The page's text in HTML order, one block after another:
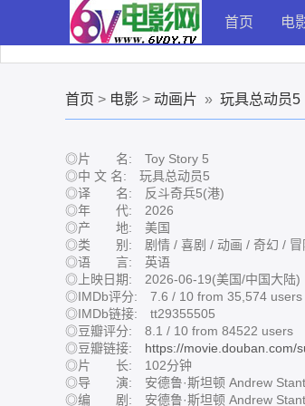
首页 电
首页 > 电影 > 动画片 » 玩具总动员5
◎片 名: Toy Story 5
◎中 文 名: 玩具总动员5
◎译 名: 反斗奇兵5(港)
◎年 代: 2026
◎产 地: 美国
◎类 别: 剧情 / 喜剧 / 动画 / 奇幻 / 冒
◎语 言: 英语
◎上映日期: 2026-06-19(美国/中国大陆)
◎IMDb评分: 7.6 / 10 from 35,574 users
◎IMDb链接: tt29355505
◎豆瓣评分: 8.1 / 10 from 84522 users
◎豆瓣链接: https://movie.douban.com/
◎片 长: 102分钟
◎导 演: 安德鲁·斯坦顿 Andrew
◎编 剧: 安德鲁·斯坦顿 Andrew